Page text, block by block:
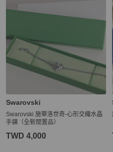
Swarovski
Swarovski 施華洛世奇-心形交織水晶
手鍊（全新閒置品）
TWD 4,000